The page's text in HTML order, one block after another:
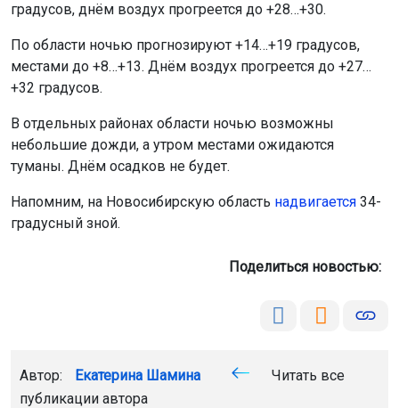
градусов, днём воздух прогреется до +28…+30.
По области ночью прогнозируют +14…+19 градусов,
местами до +8…+13. Днём воздух прогреется до +27…
+32 градусов.
В отдельных районах области ночью возможны
небольшие дожди, а утром местами ожидаются
туманы. Днём осадков не будет.
Напомним, на Новосибирскую область надвигается 34-
градусный зной.
Поделиться новостью:
Автор: Екатерина Шамина
Читать все
публикации автора